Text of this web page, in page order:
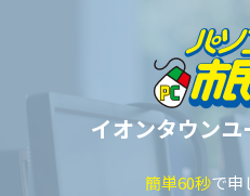
イオンタウン
簡単60秒で申